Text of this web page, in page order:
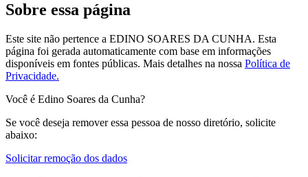
Sobre essa página
Este site não pertence a EDINO SOARES DA CUNHA. Esta
página foi gerada automaticamente com base em informações
disponíveis em fontes públicas. Mais detalhes na nossa Política de
Privacidade.
Você é Edino Soares da Cunha?
Se você deseja remover essa pessoa de nosso diretório, solicite
abaixo:
Solicitar remoção dos dados